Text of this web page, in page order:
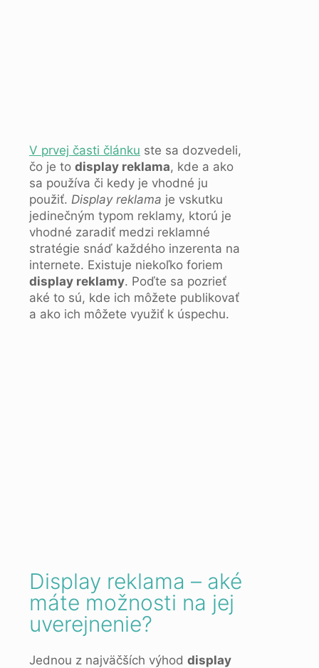
V prvej časti článku ste sa dozvedeli,
čo je to display reklama, kde a ako
sa používa či kedy je vhodné ju
použiť. Display reklama je vskutku
jedinečným typom reklamy, ktorú je
vhodné zaradiť medzi reklamné
stratégie snáď každého inzerenta na
internete. Existuje niekoľko foriem
display reklamy. Poďte sa pozrieť
aké to sú, kde ich môžete publikovať
a ako ich môžete využiť k úspechu.
Display reklama – aké
máte možnosti na jej
uverejnenie?
Jednou z najväčších výhod display